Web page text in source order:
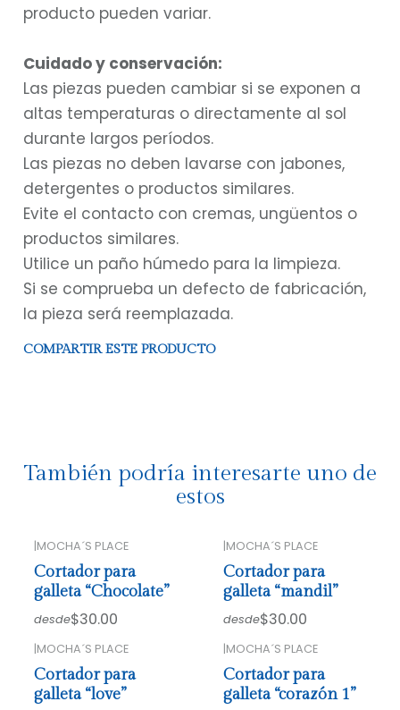
producto pueden variar.
Cuidado y conservación:
Las piezas pueden cambiar si se exponen a
altas temperaturas o directamente al sol
durante largos períodos.
Las piezas no deben lavarse con jabones,
detergentes o productos similares.
Evite el contacto con cremas, ungüentos o
productos similares.
Utilice un paño húmedo para la limpieza.
Si se comprueba un defecto de fabricación,
la pieza será reemplazada.
COMPARTIR ESTE PRODUCTO
También podría interesarte uno de
estos
|MOCHA´S PLACE
Cortador para
galleta “Chocolate”
desde$30.00
|MOCHA´S PLACE
Cortador para
galleta “mandil”
desde$30.00
|MOCHA´S PLACE
Cortador para
galleta “love”
|MOCHA´S PLACE
Cortador para
galleta “corazón 1”